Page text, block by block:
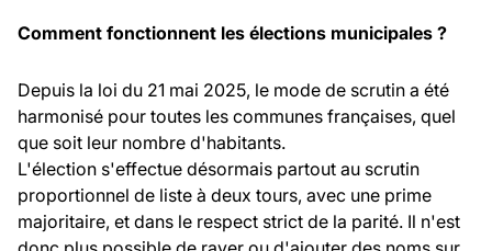
Comment fonctionnent les élections municipales ?
Depuis la loi du 21 mai 2025, le mode de scrutin a été
harmonisé pour toutes les communes françaises, quel
que soit leur nombre d'habitants.
L'élection s'effectue désormais partout au scrutin
proportionnel de liste à deux tours, avec une prime
majoritaire, et dans le respect strict de la parité. Il n'est